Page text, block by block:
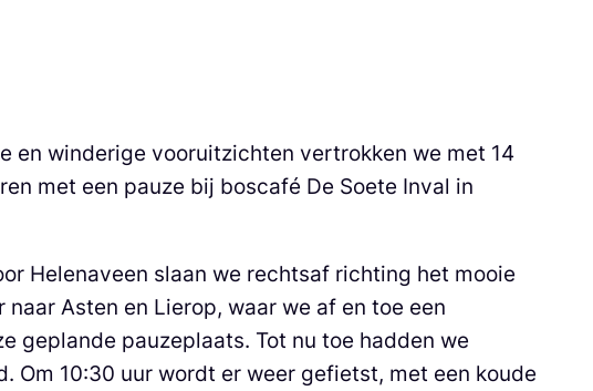
en winderige vooruitzichten vertrokken we met 14
met een pauze bij boscafé De Soete Inval in
Helenaveen slaan we rechtsaf richting het mooie
Asten en Lierop, waar we af en toe een
geplande pauzeplaats. Tot nu toe hadden we
Om 10:30 uur wordt er weer gefietst, met een koude